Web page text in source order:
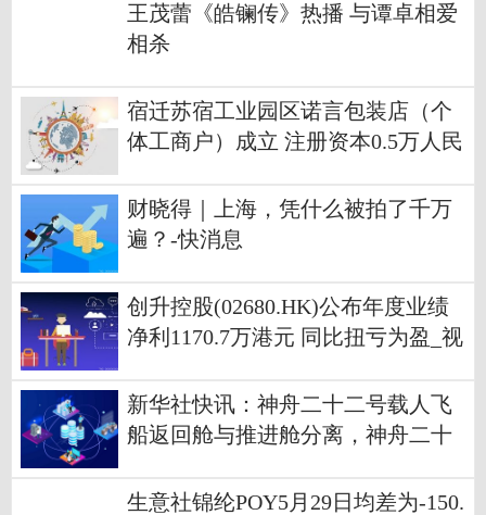
王茂蕾《皓镧传》热播 与谭卓相爱
相杀
宿迁苏宿工业园区诺言包装店（个
体工商户）成立 注册资本0.5万人民
财晓得｜上海，凭什么被拍了千万
遍？-快消息
创升控股(02680.HK)公布年度业绩
净利1170.7万港元 同比扭亏为盈_视
新华社快讯：神舟二十二号载人飞
船返回舱与推进舱分离，神舟二十
式踏上回家之路
生意社锦纶POY5月29日均差为-150.